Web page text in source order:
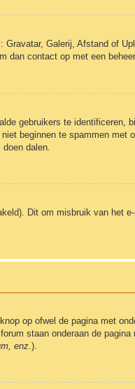
Galerij, Afstand of
contact op met een
gebruikers te identificeren,
beginnen te spammen met
dalen.
Dit om misbruik van het
op ofwel de pagina met
staan onderaan de pagina
enz. ).